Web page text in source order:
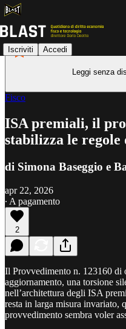
Iscriviti Accedi
Leggi senza
Fisco
ISA premiali, il
stabilizza le regole
di Simona Baseggio e
apr 22, 2026
∙ A pagamento
2
Il Provvedimento n. 123160 di
aggiornamento, una torsione
nell’architettura degli ISA
resta in larga misura invariato,
provvedimento sembra voler